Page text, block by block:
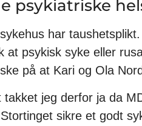
psykiatriske
har
at psykisk syke eller
på at Kari og Ola
jeg derfor ja da
sikre et godt